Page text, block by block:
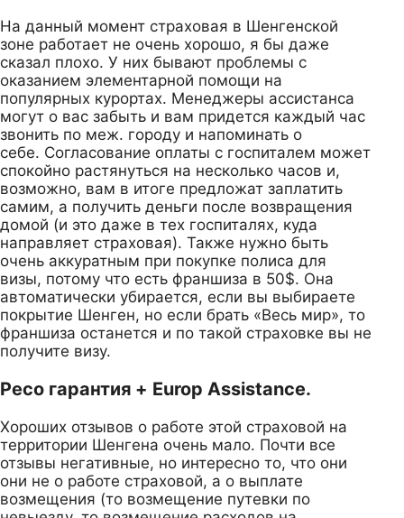
На данный момент страховая в Шенгенской
зоне работает не очень хорошо, я бы даже
сказал плохо. У них бывают проблемы с
оказанием элементарной помощи на
популярных курортах. Менеджеры ассистанса
могут о вас забыть и вам придется каждый час
звонить по меж. городу и напоминать о
себе. Согласование оплаты с госпиталем может
спокойно растянуться на несколько часов и,
возможно, вам в итоге предложат заплатить
самим, а получить деньги после возвращения
домой (и это даже в тех госпиталях, куда
направляет страховая). Также нужно быть
очень аккуратным при покупке полиса для
визы, потому что есть франшиза в 50$. Она
автоматически убирается, если вы выбираете
покрытие Шенген, но если брать «Весь мир», то
франшиза останется и по такой страховке вы не
получите визу.
Ресо гарантия + Europ Assistance.
Хороших отзывов о работе этой страховой на
территории Шенгена очень мало. Почти все
отзывы негативные, но интересно то, что они
они не о работе страховой, а о выплате
возмещения (то возмещение путевки по